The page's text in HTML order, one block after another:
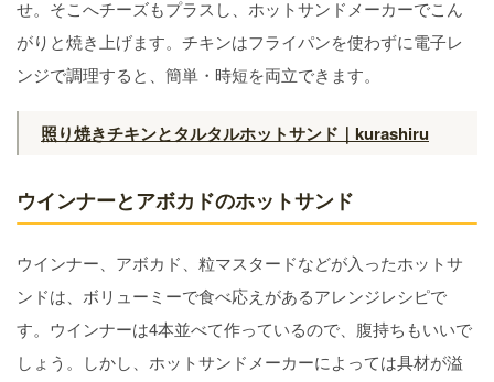
せ。そこへチーズもプラスし、ホットサンドメーカーでこん
がりと焼き上げます。チキンはフライパンを使わずに電子レ
ンジで調理すると、簡単・時短を両立できます。
照り焼きチキンとタルタルホットサンド｜kurashiru
ウインナーとアボカドのホットサンド
ウインナー、アボカド、粒マスタードなどが入ったホットサ
ンドは、ボリューミーで食べ応えがあるアレンジレシピで
す。ウインナーは4本並べて作っているので、腹持ちもいいで
しょう。しかし、ホットサンドメーカーによっては具材が溢